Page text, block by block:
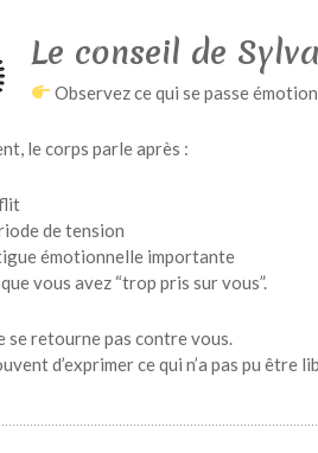
Le conseil de
Observez ce qui se passe
le corps parle après :
de tension
émotionnelle importante
vous avez “trop pris sur vous”.
se retourne pas contre vous.
d’exprimer ce qui n’a pas pu être